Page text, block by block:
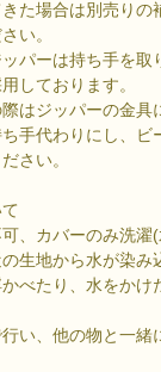
た場合は別売りの
い。
パーは持ち手を取
しております。
はジッパーの金具
手代わりにし、ビ
さい。
、カバーのみ洗濯(
生地から水が染み
べたり、水をかけ
い、他の物と一緒